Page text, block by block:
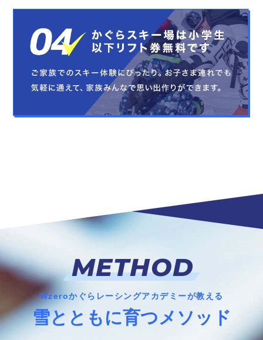
METHOD
Wzeroかぐらレーシングアカデミーが教える
雪とともに育つメソッド